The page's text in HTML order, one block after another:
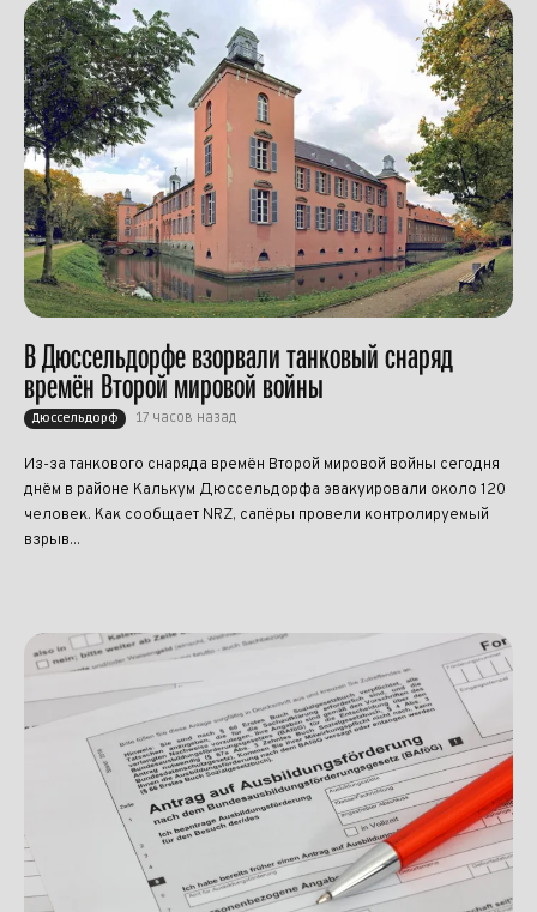
В Дюссельдорфе взорвали танковый снаряд
времён Второй мировой войны
Дюссельдорф 17 часов назад
Из-за танкового снаряда времён Второй мировой войны сегодня
днём в районе Калькум Дюссельдорфа эвакуировали около 120
человек. Как сообщает NRZ, сапёры провели контролируемый
взрыв...